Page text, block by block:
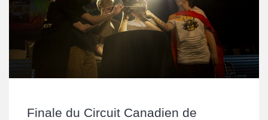
Finale du Circuit Canadien de